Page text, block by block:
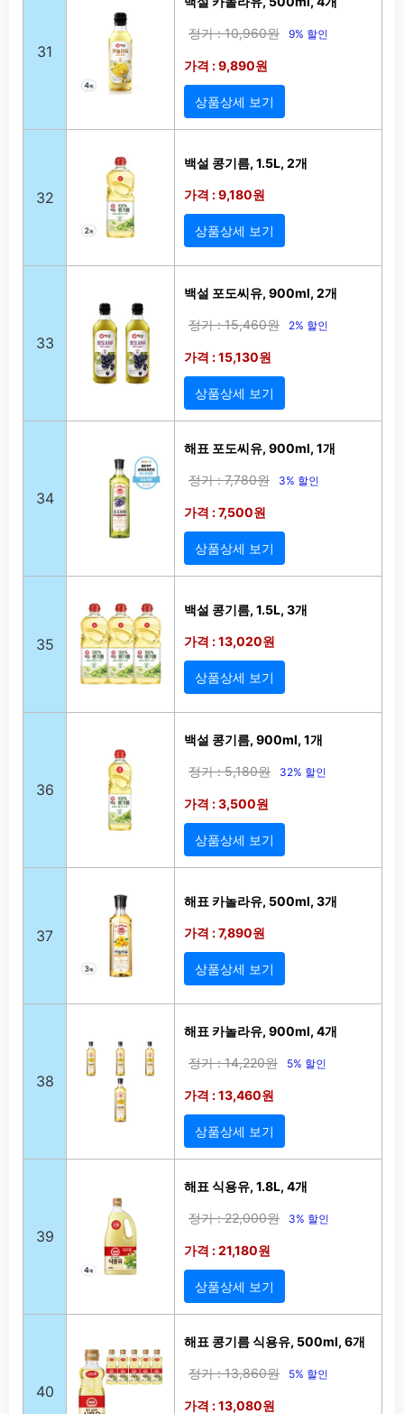
31
정가 : 10,960원 9% 할인
가격 : 9,890원
상품상세 보기
32
백설 콩기름, 1.5L, 2개
가격 : 9,180원
상품상세 보기
33
백설 포도씨유, 900ml, 2개
정가 : 15,460원 2% 할인
가격 : 15,130원
상품상세 보기
34
해표 포도씨유, 900ml, 1개
정가 : 7,780원 3% 할인
가격 : 7,500원
상품상세 보기
35
백설 콩기름, 1.5L, 3개
가격 : 13,020원
상품상세 보기
36
백설 콩기름, 900ml, 1개
정가 : 5,180원 32% 할인
가격 : 3,500원
상품상세 보기
37
해표 카놀라유, 500ml, 3개
가격 : 7,890원
상품상세 보기
38
해표 카놀라유, 900ml, 4개
정가 : 14,220원 5% 할인
가격 : 13,460원
상품상세 보기
39
해표 식용유, 1.8L, 4개
정가 : 22,000원 3% 할인
가격 : 21,180원
상품상세 보기
40
해표 콩기름 식용유, 500ml, 6개
정가 : 13,860원 5% 할인
가격 : 13,080원